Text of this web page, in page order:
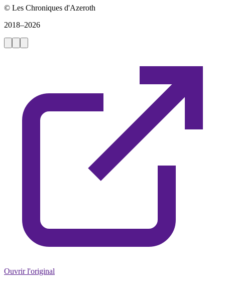
© Les Chroniques d'Azeroth
2018–2026
Ouvrir l'original